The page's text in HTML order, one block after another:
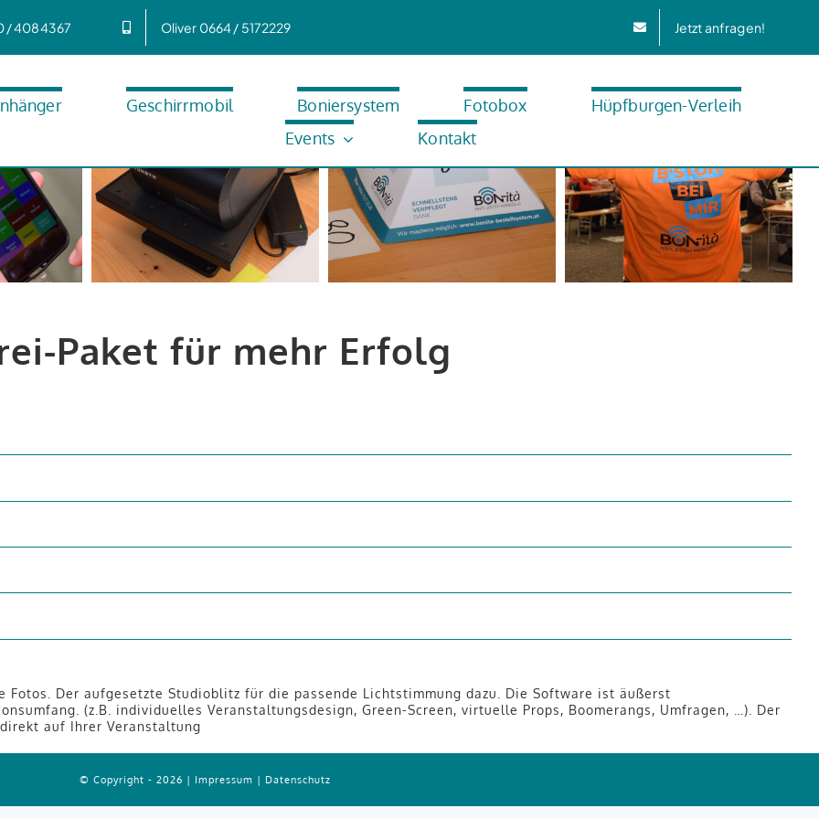
/ 4084367 Oliver 0664 / 5172229 Jetzt anfragen!
Geschirrmobil Boniersystem Fotobox
Hüpfburgen-Verleih
Events
Kontakt
Paket für mehr Erfolg
Der aufgesetzte Studioblitz für die passende Lichtstimmung dazu. Die Software ist äußerst
(z.B. individuelles Veranstaltungsdesign, Green-Screen, virtuelle Props, Boomerangs, Umfragen, …). Der
auf Ihrer Veranstaltung
© Copyright - 2026 | Impressum | Datenschutz